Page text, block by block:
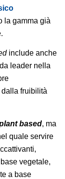
la gamma già
include anche
leader nella
dalla fruibilità
based, ma
quale servire
vegetale,
a base